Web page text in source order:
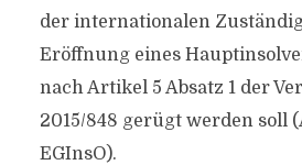
der internationalen
Eröffnung eines
nach Artikel 5 Absatz 1 der
2015/848 gerügt werden soll
EGInsO).